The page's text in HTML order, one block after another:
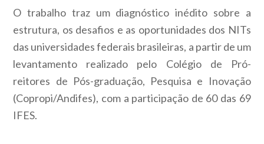
O trabalho traz um diagnóstico inédito sobre a
estrutura, os desafios e as oportunidades dos NITs
das universidades federais brasileiras, a partir de um
levantamento realizado pelo Colégio de Pró-
reitores de Pós-graduação, Pesquisa e Inovação
(Copropi/Andifes), com a participação de 60 das 69
IFES.